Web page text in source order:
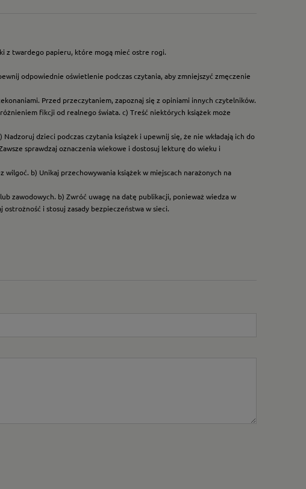
z twardego papieru, które mogą mieć ostre rogi.
odpowiednie oświetlenie podczas czytania, aby zmniejszyć zmęczenie
Przed przeczytaniem, zapoznaj się z opiniami innych czytelników.
fikcji od realnego świata. c) Treść niektórych książek może
dzieci podczas czytania książek i upewnij się, że nie wkładają ich do
sprawdzaj oznaczenia wiekowe i dostosuj lekturę do wieku i
b) Unikaj przechowywania książek w miejscach narażonych na
zawodowych. b) Zwróć uwagę na datę publikacji, ponieważ wiedza w
i stosuj zasady bezpieczeństwa w sieci.